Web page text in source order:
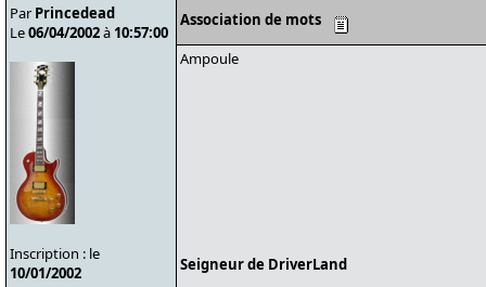
Par Princedead
Le06/04/2002à 10:57:00
Inscription : le
10/01/2002
Association de mots
Ampoule
Seigneur de DriverLand